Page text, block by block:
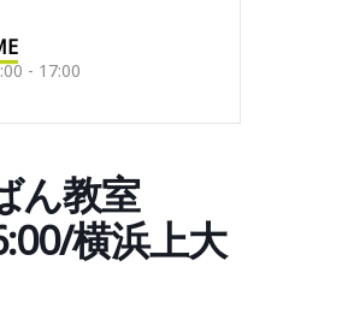
- 17:00
ん教室
横浜上大